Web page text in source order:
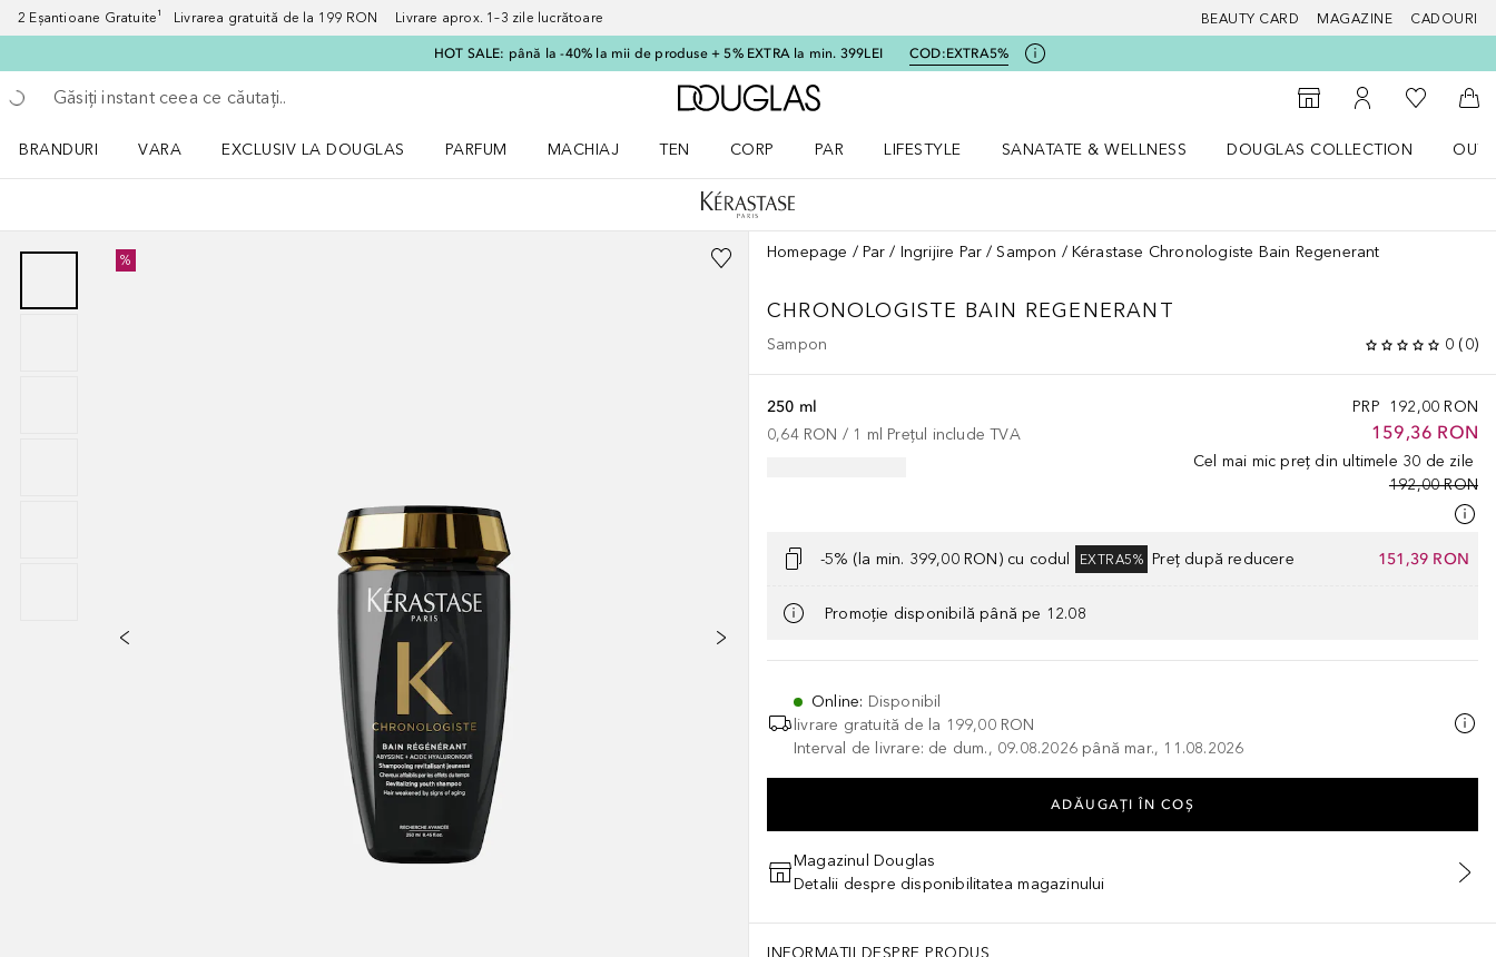
2 Eșantioane Gratuite¹ Livrarea gratuită de la 199 RON Livrare aprox. 1–3 zile lucrătoare BEAUTY CARD MAGAZINE CADOURI
HOT SALE: până la -40% la mii de produse + 5% EXTRA la min. 399LEI COD:EXTRA5%
Înapoi
Executați căutarea
Către pagina principală Douglas
Către Găsire magazin
Către Contul meu
Către
BRANDURI
VARA
EXCLUSIV LA DOUGLAS
PARFUM
MACHIAJ
TEN
CORP
PAR
LIFESTYLE
SANATATE & WELLNESS
DOUGLAS COLLECTION
% Homepage Par Ingrijire Par Sampon Kérastase Chronologiste Bain Regenerant
CHRONOLOGISTE BAIN REGENERANT
Sampon 0 (0)
PRP 192,00 RON
159,36 RON
Cel mai mic preț din ultimele 30 de zile
192,00 RON
250 ml
0,64 RON / 1 ml Prețul include TVA
-5% (la min. 399,00 RON) cu codul EXTRA5% Preț după reducere 151,39 RON
Promoție disponibilă până pe 12.08
Online: Disponibil
livrare gratuită de la 199,00 RON
Interval de livrare: de dum., 09.08.2026 până mar., 11.08.2026
ADĂUGAȚI ÎN COŞ
Magazinul Douglas
Detalii despre disponibilitatea magazinului
INFORMAȚII DESPRE PRODUS